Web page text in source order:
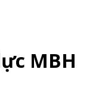
MBH